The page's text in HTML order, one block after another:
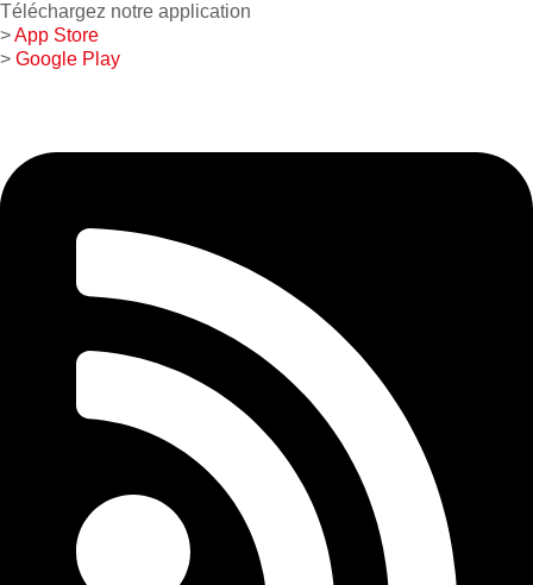
Téléchargez notre application
>App Store
> Google Play